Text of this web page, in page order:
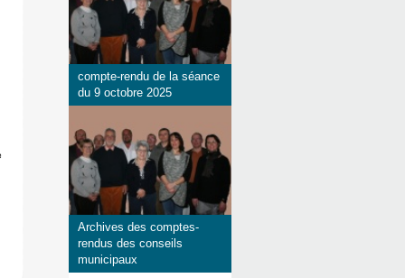
compte-rendu de la séance
du 9 octobre 2025
Archives des comptes-
rendus des conseils
municipaux